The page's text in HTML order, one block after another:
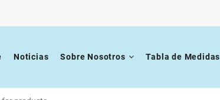
Noticias Sobre Nosotros Tabla de Medidas